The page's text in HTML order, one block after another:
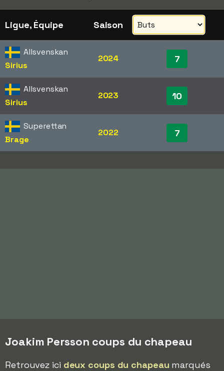
Ligue, Équipe Saison
Allsvenskan
Sirius
2024 7
Allsvenskan
Sirius
2023 10
Superettan
Brage
2022 7
Joakim Persson coups du chapeau
Retrouvez ici deux coups du chapeau marqués